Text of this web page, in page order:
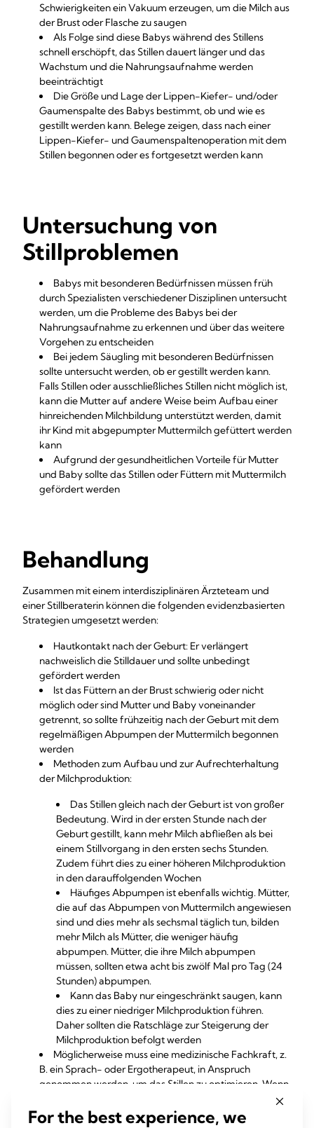
Schwierigkeiten ein Vakuum erzeugen, um die Milch aus
der Brust oder Flasche zu saugen
Als Folge sind diese Babys während des Stillens
schnell erschöpft, das Stillen dauert länger und das
Wachstum und die Nahrungsaufnahme werden
beeinträchtigt
Die Größe und Lage der Lippen-Kiefer- und/oder
Gaumenspalte des Babys bestimmt, ob und wie es
gestillt werden kann. Belege zeigen, dass nach einer
Lippen-Kiefer- und Gaumenspaltenoperation mit dem
Stillen begonnen oder es fortgesetzt werden kann
Untersuchung von
Stillproblemen
Babys mit besonderen Bedürfnissen müssen früh
durch Spezialisten verschiedener Disziplinen untersucht
werden, um die Probleme des Babys bei der
Nahrungsaufnahme zu erkennen und über das weitere
Vorgehen zu entscheiden
Bei jedem Säugling mit besonderen Bedürfnissen
sollte untersucht werden, ob er gestillt werden kann.
Falls Stillen oder ausschließliches Stillen nicht möglich ist,
kann die Mutter auf andere Weise beim Aufbau einer
hinreichenden Milchbildung unterstützt werden, damit
ihr Kind mit abgepumpter Muttermilch gefüttert werden
kann
Aufgrund der gesundheitlichen Vorteile für Mutter
und Baby sollte das Stillen oder Füttern mit Muttermilch
gefördert werden
Behandlung
Zusammen mit einem interdisziplinären Ärzteteam und
einer Stillberaterin können die folgenden evidenzbasierten
Strategien umgesetzt werden:
Hautkontakt nach der Geburt: Er verlängert
nachweislich die Stilldauer und sollte unbedingt
gefördert werden
Ist das Füttern an der Brust schwierig oder nicht
möglich oder sind Mutter und Baby voneinander
getrennt, so sollte frühzeitig nach der Geburt mit dem
regelmäßigen Abpumpen der Muttermilch begonnen
werden
Methoden zum Aufbau und zur Aufrechterhaltung
der Milchproduktion:
Das Stillen gleich nach der Geburt ist von großer
Bedeutung. Wird in der ersten Stunde nach der
Geburt gestillt, kann mehr Milch abfließen als bei
einem Stillvorgang in den ersten sechs Stunden.
Zudem führt dies zu einer höheren Milchproduktion
in den darauffolgenden Wochen
Häufiges Abpumpen ist ebenfalls wichtig. Mütter,
die auf das Abpumpen von Muttermilch angewiesen
sind und dies mehr als sechsmal täglich tun, bilden
mehr Milch als Mütter, die weniger häufig
abpumpen. Mütter, die ihre Milch abpumpen
müssen, sollten etwa acht bis zwölf Mal pro Tag (24
Stunden) abpumpen.
Kann das Baby nur eingeschränkt saugen, kann
dies zu einer niedriger Milchproduktion führen.
Daher sollten die Ratschläge zur Steigerung der
Milchproduktion befolgt werden
Möglicherweise muss eine medizinische Fachkraft, z.
B. ein Sprach- oder Ergotherapeut, in Anspruch
genommen werden, um das Stillen zu optimieren. Wenn
das Baby in der Lage ist, an der Brust zu trinken, können
folgende Methoden beim Stillen helfen:
For the best experience, we